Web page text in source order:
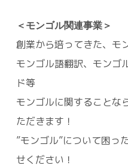
＜モンゴル関連事業＞
創業から培ってきた、モ
モンゴル語翻訳、モンゴ
ド等
モンゴルに関することな
ただきます！
”モンゴル”について困っ
せください！